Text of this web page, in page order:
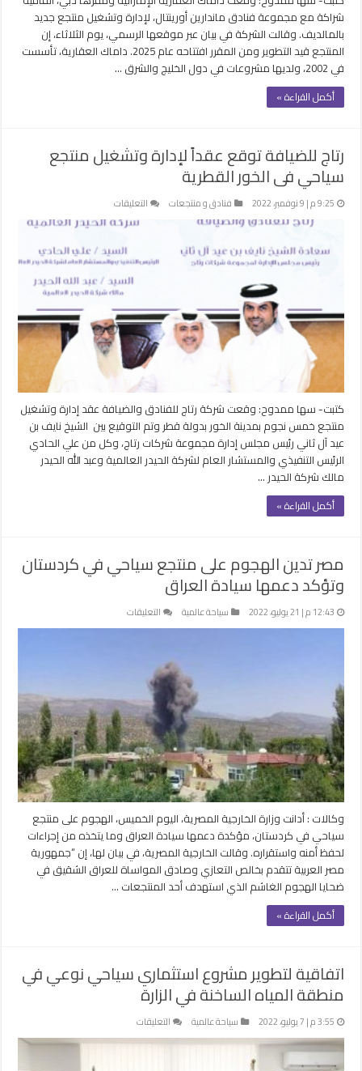
شراكة مع مجموعة فنادق ماندارين أورينتال، لإدارة وتشغيل منتجع جديد
بالمالديف. وقالت الشركة في بيان عبر موقعها الرسمي، يوم الثلاثاء، إن
المنتجع قيد التطوير ومن المقرر افتتاحه عام 2025. داماك العقارية، تأسست
في 2002، ولديها مشروعات في دول الخليج والشرق …
أكمل القراءة »
رتاج للضيافة توقع عقداً لإدارة وتشغيل منتجع
سياحي فى الخور القطرية
9:25 م | 9 نوفمبر، 2022 فنادق و منتجعات التعليقات
رتاج
توقع
عقداً
لإدارة
وتشغيل
منتجع
سياحي
فى
الخور
القطرية
كتبت- سها ممدوح: وقعت شركة رتاج للفنادق والضيافة عقد إدارة وتشغيل
منتجع خمس نجوم بمدينة الخور بدولة قطر وتم التوقيع بين الشيخ نايف بن
عيد آل ثاني رئيس مجلس إدارة مجموعة شركات رتاج، وكل من علي الحادي
الرئيس التنفيذي والمستشار العام لشركة الحيدر العالمية وعبد الله الحيدر
مالك شركة الحيدر …
أكمل القراءة »
مصر تدين الهجوم على منتجع سياحي في كردستان
وتؤكد دعمها سيادة العراق
12:43 م | 21 يوليو، 2022 سياحة عالمية التعليقات
مصر
سياحي
في
كردستان
وتؤكد
دعمها
سيادة
العراق
مغلقة
وكالات : أدانت وزارة الخارجية المصرية، اليوم الخميس، الهجوم على منتجع
سياحي في كردستان، مؤكدة دعمها سيادة العراق وما يتخذه من إجراءات
لحفظ أمنه واستقراره. وقالت الخارجية المصرية، في بيان لها، إن “جمهورية
مصر العربية تتقدم بخالص التعازي وصادق المواساة للعراق الشقيق في
ضحايا الهجوم الغاشم الذي استهدف أحد المنتجعات …
أكمل القراءة »
اتفاقية لتطوير مشروع استثماري سياحي نوعي في
منطقة المياه الساخنة في الزارة
3:55 م | 7 يوليو، 2022 سياحة عالمية التعليقات
اتفاقية